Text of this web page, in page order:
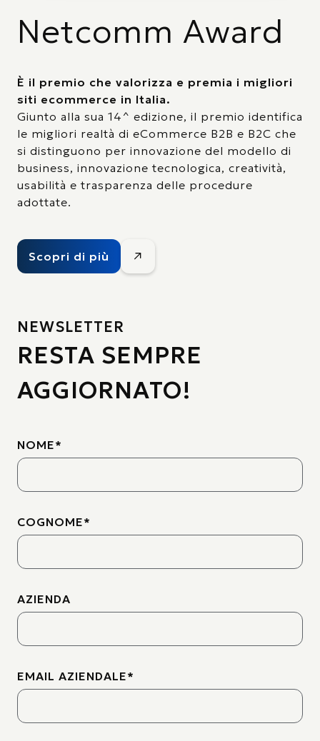
Netcomm Award
È il premio che valorizza e premia i migliori
siti ecommerce in Italia.
Giunto alla sua 14^ edizione, il premio identifica
le migliori realtà di eCommerce B2B e B2C che
si distinguono per innovazione del modello di
business, innovazione tecnologica, creatività,
usabilità e trasparenza delle procedure
adottate.
Scopri di più
NEWSLETTER
RESTA SEMPRE
AGGIORNATO!
NOME*
COGNOME*
AZIENDA
EMAIL AZIENDALE*